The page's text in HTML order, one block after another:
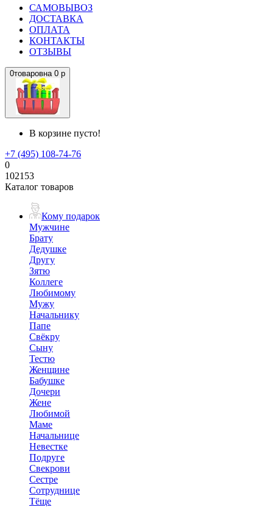
САМОВЫВОЗ
ДОСТАВКА
ОПЛАТА
КОНТАКТЫ
ОТЗЫВЫ
0товаровна 0 р
В корзине пусто!
+7 (495) 108-74-76
0
102153
Каталог товаров
Кому подарок
Мужчине
Брату
Дедушке
Другу
Зятю
Коллеге
Любимому
Мужу
Начальнику
Папе
Свёкру
Сыну
Тестю
Женщине
Бабушке
Дочери
Жене
Любимой
Маме
Начальнице
Невестке
Подруге
Свекрови
Сестре
Сотруднице
Тёще